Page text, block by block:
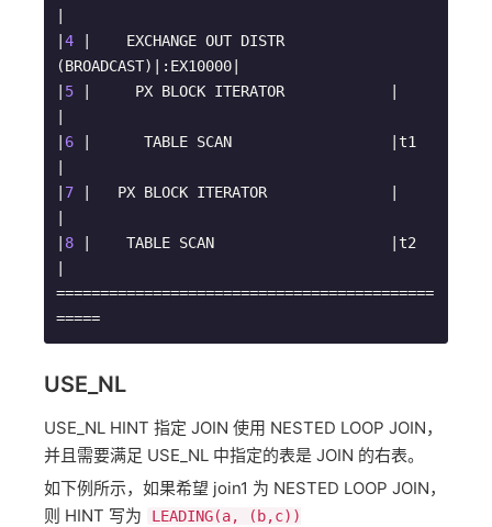
4 |    EXCHANGE OUT DISTR
(BROADCAST)|:EX10000|
5 |     PX BLOCK ITERATOR            |
6 |      TABLE SCAN                  |t1
7 |   PX BLOCK ITERATOR              |
8 |    TABLE SCAN                    |t2
===========================================
=====
USE_NL
USE_NL HINT 指定 JOIN 使用 NESTED LOOP JOIN，
并且需要满足 USE_NL 中指定的表是 JOIN 的右表。
如下例所示，如果希望 join1 为 NESTED LOOP JOIN，
则 HINT 写为
LEADING(a, (b,c))